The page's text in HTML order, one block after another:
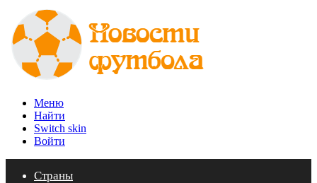
Меню
Найти
Switch skin
Войти
Страны